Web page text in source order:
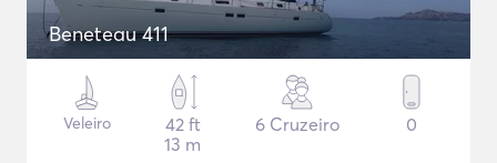
Beneteau 411
Veleiro
42 ft
13 m
6 Cruzeiro 0